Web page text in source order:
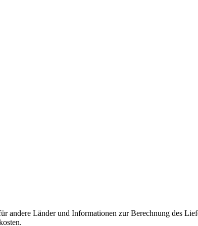
andere Länder und Informationen zur Berechnung des